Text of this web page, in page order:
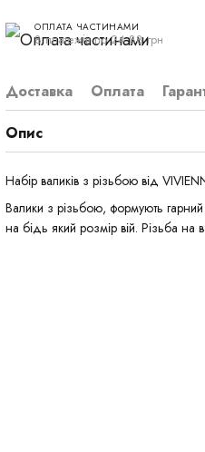
ОПЛАТА ЧАСТИНАМИ
8 платежів по 24.88 грн
Доставка Оплата
Опис
Набір валиків з різьбою від
Валики з різьбою, формують гарний
на бідь який розмір вій. Різьба на